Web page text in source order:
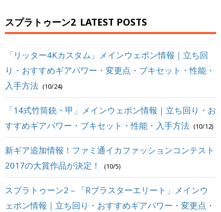
スプラトゥーン2 LATEST POSTS
「リッター4Kカスタム」メインウェポン情報｜立ち回
り・おすすめギアパワー・変更点・ブキセット・性能・
入手方法 (10/24)
「14式竹筒銃・甲」メインウェポン情報｜立ち回り・お
すすめギアパワー・ブキセット・性能・入手方法 (10/12)
新ギア追加情報！ファミ通イカファッションコンテスト
2017の大賞作品が決定！
(10/5)
スプラトゥーン2 – 「Rブラスターエリート」メインウ
ェポン情報｜立ち回り・おすすめギアパワー・変更点・